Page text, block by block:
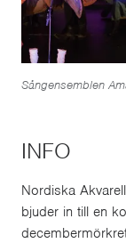
Sångensemblen
INFO
Nordiska
bjuder in till en